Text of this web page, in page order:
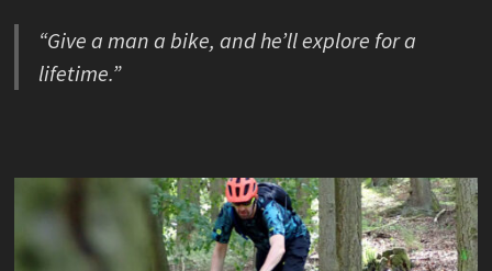
“Give a man a bike, and he’ll explore for a
lifetime.”